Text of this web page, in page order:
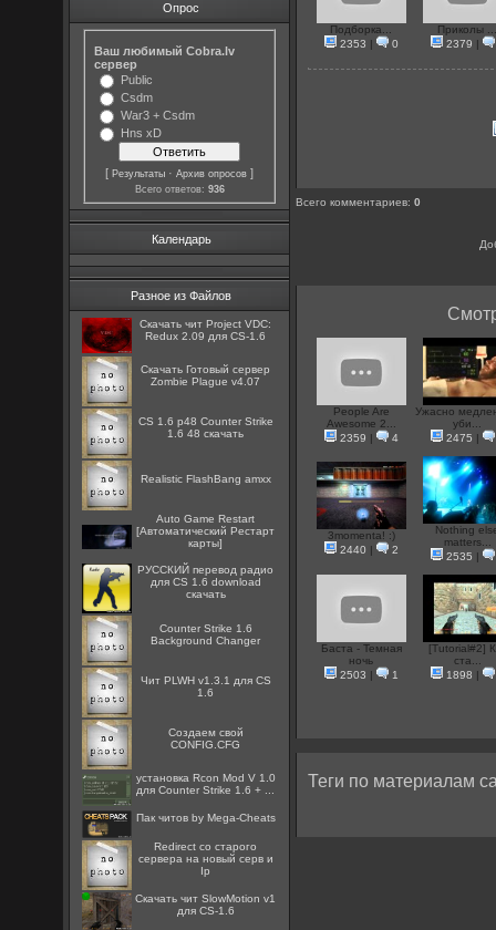
Опрос
Ваш любимый Cobra.lv
сервер
Public
Csdm
War3 + Csdm
Hns xD
[Результаты ·Архив опросов ]
Всего ответов: 936
Календарь
Разное из Файлов
Скачать чит Project VDC:
Redux 2.09 для CS-1.6
Скачать Готовый сервер
Zombie Plague v4.07
CS 1.6 p48 Counter Strike
1.6 48 скачать
Realistic FlashBang amxx
Auto Game Restart
[Автоматический Рестарт
карты]
РУССКИЙ перевод радио
для CS 1.6 download
скачать
Counter Strike 1.6
Background Changer
Чит PLWH v1.3.1 для CS
1.6
Создаем свой
CONFIG.CFG
установка Rcon Mod V 1.0
для Counter Strike 1.6 + ...
Пак читов by Mega-Cheats
Redirect со старого
сервера на новый серв и
Ip
Скачать чит SlowMotion v1
для CS-1.6
Подборка...
2353 | 0
Приколы
2379 |
Всего комментариев:0
People Are
Awesome 2...
2359 | 4
Ужасно
уби...
2475 |
3momenta! :)
2440 | 2
Nothing
matters...
2535 |
Баста - Темная
ночь
2503 | 1
[Tutorial#2]
ста...
1898 |
Теги по материалам